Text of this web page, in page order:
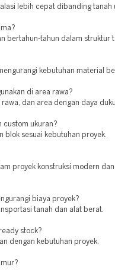
lebih cepat dibanding tanah
bertahun-tahun dalam struktur
kebutuhan material
di area rawa?
rawa, dan area dengan daya
custom ukuran?
blok sesuai kebutuhan proyek.
proyek konstruksi modern dan
biaya proyek?
tanah dan alat berat.
stock?
dengan kebutuhan proyek.